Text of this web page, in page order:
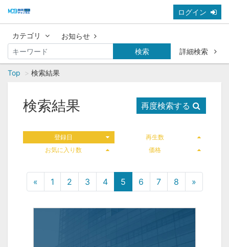
ログイン
カテゴリ
お知らせ
検索
詳細検索
Top 検索結果
検索結果 再度検索する
登録日
再生数
お気に入り数
価格
« 1 2 3 4 5 6 7 8 »